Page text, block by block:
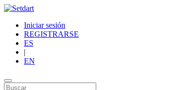
Iniciar sesión
REGISTRARSE
ES
|
EN